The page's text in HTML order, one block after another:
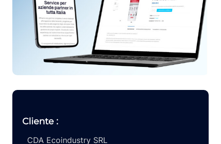
Cliente :
CDA Ecoindustry SRL